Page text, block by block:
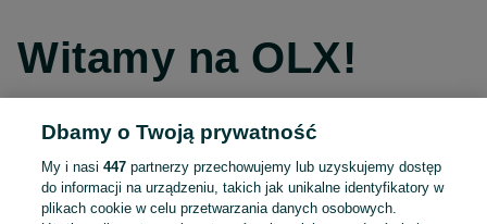
Witamy na OLX!
Kontynuuj przez Facebooka
Kontynuuj przez konto Apple
Dbamy o Twoją prywatność
My i nasi447 partnerzy przechowujemy lub uzyskujemy dostęp
do informacji na urządzeniu, takich jak unikalne identyfikatory w
plikach cookie w celu przetwarzania danych osobowych.